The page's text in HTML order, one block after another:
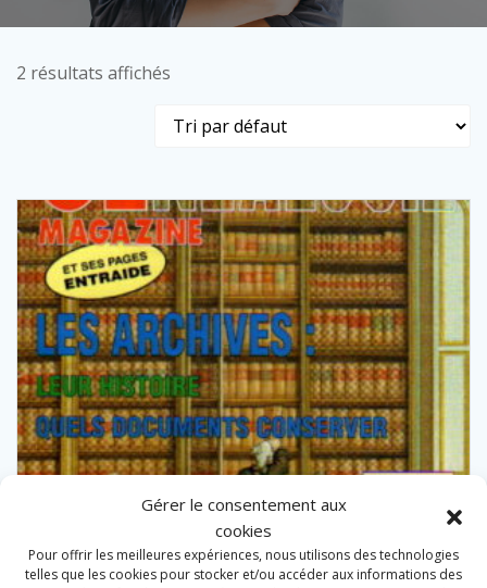
Gérer le consentement aux
cookies
Pour offrir les meilleures expériences, nous utilisons des technologies
telles que les cookies pour stocker et/ou accéder aux informations des
2 résultats affichés